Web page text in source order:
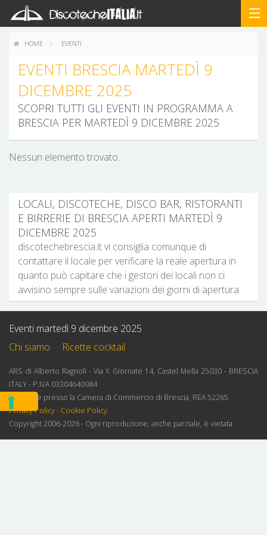
HOME EVENTI
EVENTI BRESCIA MARTEDÌ 9
DICEMBRE 2025
SCOPRI TUTTI GLI EVENTI IN PROGRAMMA A
BRESCIA PER MARTEDÌ 9 DICEMBRE 2025
Nessun elemento trovato.
LOCALI, DISCOTECHE, DISCO BAR, RISTORANTI
E BIRRERIE DI BRESCIA APERTI MARTEDÌ 9
DICEMBRE 2025
discotechebrescia.it vi consiglia comunque di
contattare il locale per verificare la reale apertura in
quanto può capitare che i gestori dei locali non ci
avvisino sempre sulle variazioni dei giorni di apertura
Eventi martedì 9 dicembre 2025
Chi siamo
Ricette cocktail
ARS di Alberto Ragnoli - Via X Giornate 14, Castel Mella 25030 - BRESCIA
ITALY - P.IVA 03304640984
Iscrizione presso la Camera di Commercio di Brescia, REA 52265
Privacy Policy- Cookie Policy
Copyright 2006-2026 - Ogni riproduzione, anche parziale, è vietata